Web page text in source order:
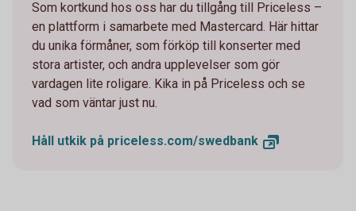
Som kortkund hos oss har du tillgång till Priceless –
en plattform i samarbete med Mastercard. Här hittar
du unika förmåner, som förköp till konserter med
stora artister, och andra upplevelser som gör
vardagen lite roligare. Kika in på Priceless och se
vad som väntar just nu.
Håll utkik på priceless.com/swedbank